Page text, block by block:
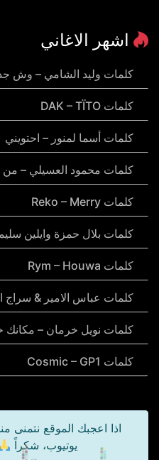
اشهر الاغاني
كلمات وليد الشامي – وش
كلمات DAK – TÏTO
كلمات أسما لمنور – احتويني
كلمات محمود العسيلي – من
كلمات Reko – Merry
كلمات بلال حمزة وايلين
كلمات Rym – Houwa
كلمات عباس الامير & سراج
كلمات نويل خرمان – مكانك
كلمات Cosmic – GP1
اذا اعجبك الموقع نتمنى
يوتيوب، شكراً